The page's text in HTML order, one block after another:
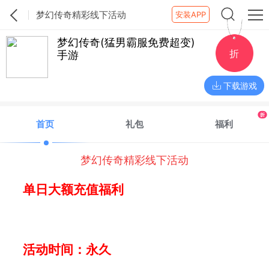
梦幻传奇精彩线下活动 安装APP
梦幻传奇(猛男霸服免费超变)
手游
折
下载游戏
首页 礼包 福利
折
梦幻传奇精彩线下活动
单日大额充值福利
活动时间：永久